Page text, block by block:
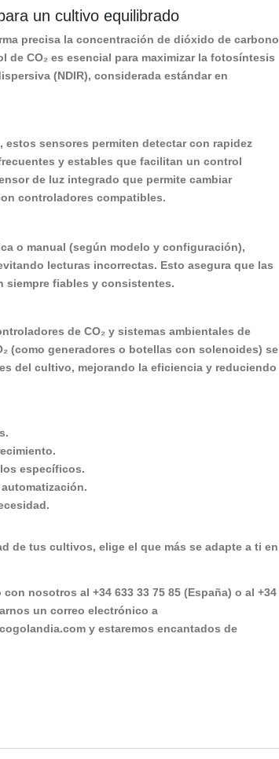
un cultivo equilibrado
precisa la concentración de dióxido de carbono
CO₂ es esencial para maximizar la fotosíntesis
(NDIR), considerada estándar en
estos sensores permiten detectar con rapidez
y estables que facilitan un control
de luz integrado que permite cambiar
controladores compatibles.
o manual (según modelo y configuración),
lecturas incorrectas. Esto asegura que las
siempre fiables y consistentes.
de CO₂ y sistemas ambientales de
(como generadores o botellas con solenoides) se
del cultivo, mejorando la eficiencia y reduciendo
específicos.
de tus cultivos, elige el que más se adapte a ti en
nosotros al +34 633 33 75 85 (España) o al +34
un correo electrónico a
y estaremos encantados de